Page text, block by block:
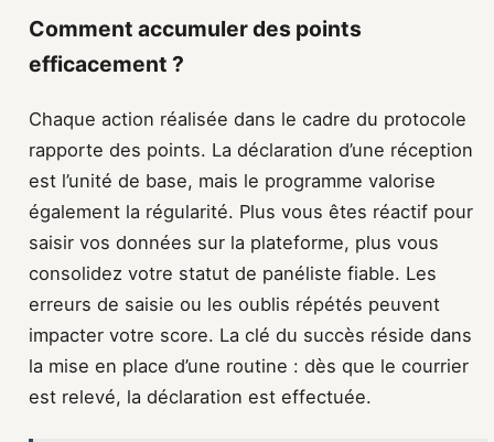
Comment accumuler des points
efficacement ?
Chaque action réalisée dans le cadre du protocole
rapporte des points. La déclaration d’une réception
est l’unité de base, mais le programme valorise
également la régularité. Plus vous êtes réactif pour
saisir vos données sur la plateforme, plus vous
consolidez votre statut de panéliste fiable. Les
erreurs de saisie ou les oublis répétés peuvent
impacter votre score. La clé du succès réside dans
la mise en place d’une routine : dès que le courrier
est relevé, la déclaration est effectuée.